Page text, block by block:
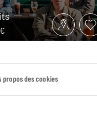
propos des cookies